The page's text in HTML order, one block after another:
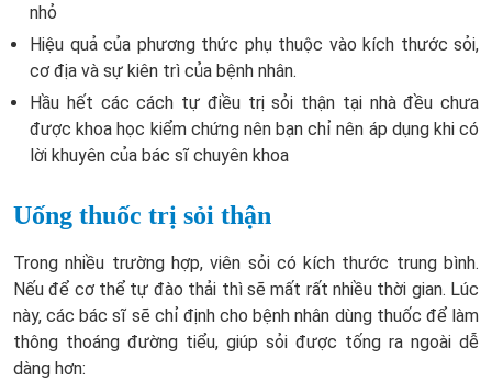
nhỏ
Hiệu quả của phương thức phụ thuộc vào kích thước sỏi,
cơ địa và sự kiên trì của bệnh nhân.
Hầu hết các cách tự điều trị sỏi thận tại nhà đều chưa
được khoa học kiểm chứng nên bạn chỉ nên áp dụng khi có
lời khuyên của bác sĩ chuyên khoa
Uống thuốc trị sỏi thận
Trong nhiều trường hợp, viên sỏi có kích thước trung bình.
Nếu để cơ thể tự đào thải thì sẽ mất rất nhiều thời gian. Lúc
này, các bác sĩ sẽ chỉ định cho bệnh nhân dùng thuốc để làm
thông thoáng đường tiểu, giúp sỏi được tống ra ngoài dễ
dàng hơn: